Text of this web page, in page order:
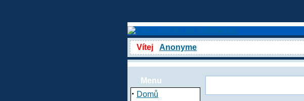
Vítej Anonyme
Menu
· Domů